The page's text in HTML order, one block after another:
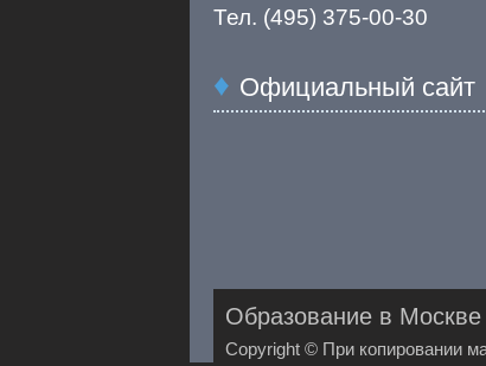
Тел. (495) 375-00-30
Официальный сайт
Образование в Москве
Copyright © При копировании